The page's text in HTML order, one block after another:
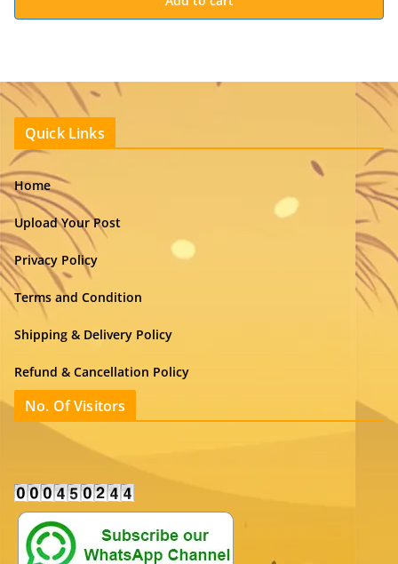
Quick Links
Home
Upload Your Post
Privacy Policy
Terms and Condition
Shipping & Delivery Policy
Refund & Cancellation Policy
No. Of Visitors